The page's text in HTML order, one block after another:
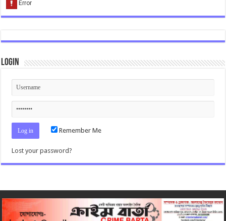
Login
Remember Me
Lost your password?